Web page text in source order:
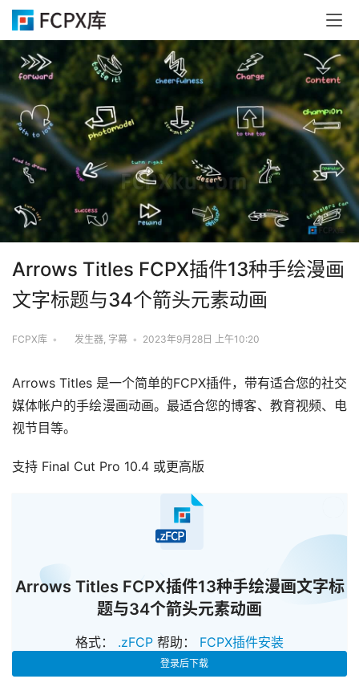
Arrows Titles FCPX插件13种手绘漫画
文字标题与34个箭头元素动画
FCPX库 • 发生器, 字幕 • 2023年9月28日 上午10:20
Arrows Titles 是一个简单的FCPX插件，带有适合您的社交
媒体帐户的手绘漫画动画。最适合您的博客、教育视频、电
视节目等。
支持 Final Cut Pro 10.4 或更高版
Arrows Titles FCPX插件13种手绘漫画文字标
题与34个箭头元素动画
格式： .zFCP 帮助： FCPX插件安装
登录后下载